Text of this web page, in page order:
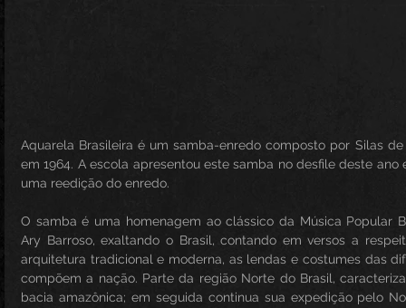
Aquarela Brasileira é um samba-enredo composto por Silas
em 1964. A escola apresentou este samba no desfile deste
uma reedição do enredo.
O samba é uma homenagem ao clássico da Música Popular
Ary Barroso, exaltando o Brasil, contando em versos a
arquitetura tradicional e moderna, as lendas e costumes das
compõem a nação. Parte da região Norte do Brasil,
bacia amazônica; em seguida continua sua expedição pelo